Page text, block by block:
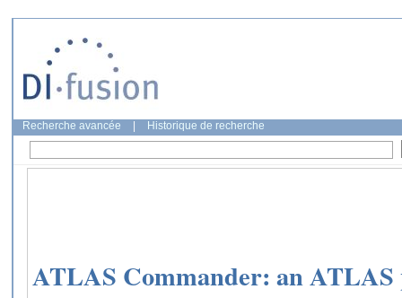
Recherche avancée Historique de recherche
ATLAS Commander: an